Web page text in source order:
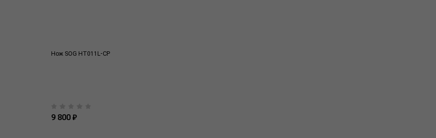
Нож SOG HT011L-CP
9 800 ₽